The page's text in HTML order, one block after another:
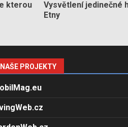
kterou
Vysvětlení jedinečné
Etny
NAŠE PROJEKTY